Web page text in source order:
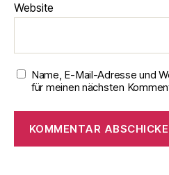
Website
Name, E-Mail-Adresse und
für meinen nächsten